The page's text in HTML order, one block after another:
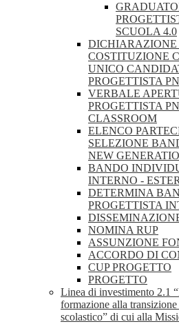
SCUOLA 4.0
DICHIARAZIONE
COSTITUZIONE
UNICO
PROGETTISTA
VERBALE
PROGETTISTA
CLASSROOM
ELENCO
SELEZIONE
NEW
BANDO
INTERNO -
DETERMINA
PROGETTISTA
NOMINA RUP
ASSUNZIONE
ACCORDO DI
CUP PROGETTO
PROGETTO
Linea di investimento 2.1
formazione alla
scolastico” di cui alla